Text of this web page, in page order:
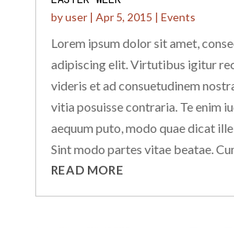
byuser| Apr 5, 2015 | Events
Lorem ipsum dolor sit amet,
adipiscing elit. Virtutibus igitur
videris et ad consuetudinem
vitia posuisse contraria. Te enim
aequum puto, modo quae dicat
Sint modo partes vitae beatae.
READ MORE